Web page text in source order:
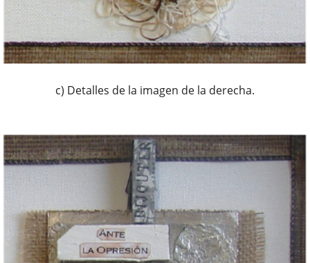
c) Detalles de la imagen de la derecha.